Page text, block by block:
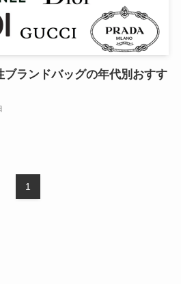
ブランドバッグの年代別おすす
1